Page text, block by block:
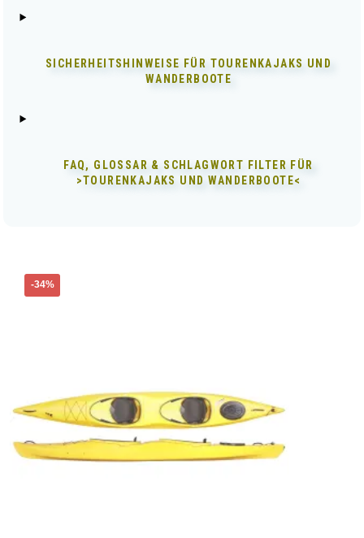
SICHERHEITSHINWEISE FÜR TOURENKAJAKS UND
WANDERBOOTE
FAQ, GLOSSAR & SCHLAGWORT FILTER FÜR
>TOURENKAJAKS UND WANDERBOOTE<
-34%
Dieses
Produkt
können
der
Produktseite